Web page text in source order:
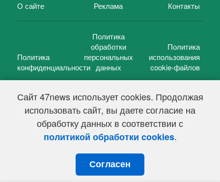
Сайт 47news использует cookies. Продолжая
использовать сайт, вы даете согласие на
обработку данных в соответствии с
политикой обработки cookies.
Согласен
О сайте Реклама Контакты
Политика
конфиденциальности
Политика
обработки
персональных
данных
Политика
использования
cookie-файлов
47 новостей (47 news)2005 — 2026 г.
Свидетельство о регистрации СМИ Эл № ФС 77-39848, выдано
Федеральной службой по надзору в сфере связи,
информационных технологий и массовых коммуникаций